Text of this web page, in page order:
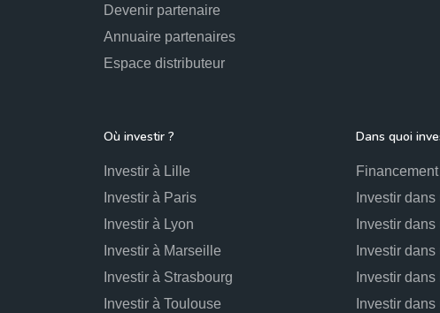
Devenir partenaire
Annuaire partenaires
Espace distributeur
Où investir ?
Investir à Lille
Investir à Paris
Investir à Lyon
Investir à Marseille
Investir à Strasbourg
Investir à Toulouse
Dans quoi
Investir
Investir
Investir
Investir
Investir